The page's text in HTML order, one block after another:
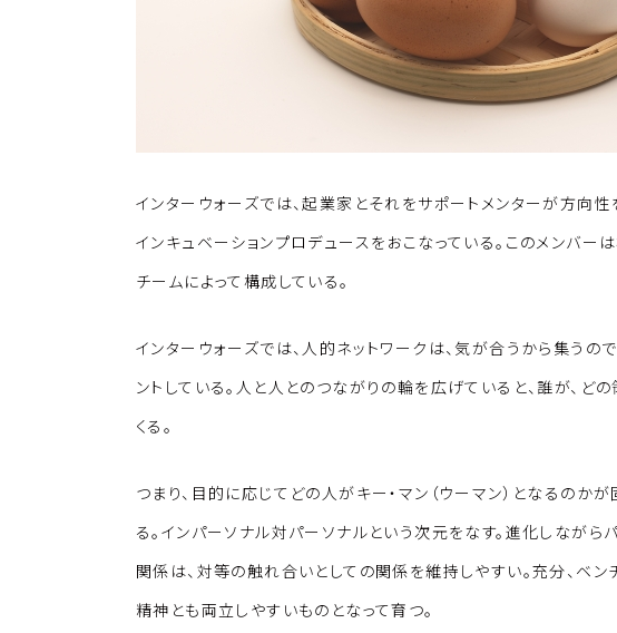
インターウォーズでは、起業家とそれをサポートメンターが方向性
インキュベーションプロデュースをおこなっている。このメンバー
チームによって構成している。
インターウォーズでは、人的ネットワークは、気が合うから集うの
ントしている。人と人とのつながりの輪を広げていると、誰が、ど
くる。
つまり、目的に応じてどの人がキー・マン（ウーマン）となるのか
る。インパーソナル対パーソナルという次元をなす。進化しなが
関係は、対等の触れ合いとしての関係を維持しやすい。充分、ベン
精神とも両立しやすいものとなって育つ。